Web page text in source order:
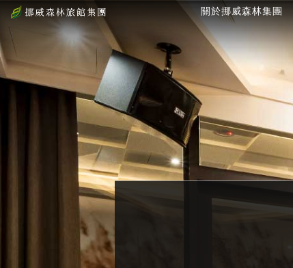
關於挪威森林集團